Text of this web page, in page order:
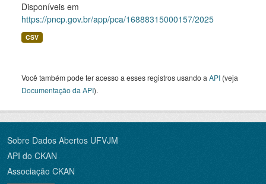
Disponíveis em
https://pncp.gov.br/app/pca/16888315000157/2025
CSV
Você também pode ter acesso a esses registros usando a API (veja
Documentação da API).
Sobre Dados Abertos UFVJM
API do CKAN
Associação CKAN